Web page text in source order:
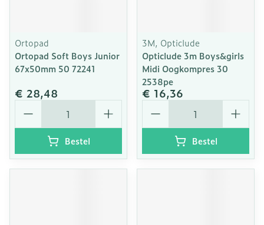
Ortopad
Ortopad Soft Boys Junior
67x50mm 50 72241
€ 28,48
Aantal
Bestel
3M, Opticlude
Opticlude 3m Boys&girls
Midi Oogkompres 30
2538pe
€ 16,36
Aantal
Bestel